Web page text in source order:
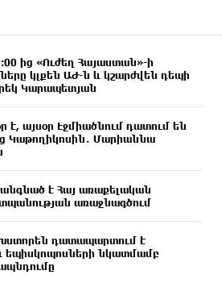
ից «Ուժեղ Հայաստան»-ի
կլքեն ԱԺ-ն և կշարժվեն դեպի
Կարապետյան
է, այսօր Էջմիածնում դատում են
Կաթողիկոսին․ Մարիաննա
է Հայ առաքելական
առաջնագծում
դատապարտում է
եպիսկոպոսների նկատմամբ